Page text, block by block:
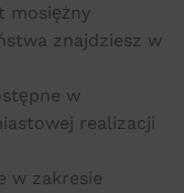
mosiężny
znajdziesz w
w
realizacji
w zakresie